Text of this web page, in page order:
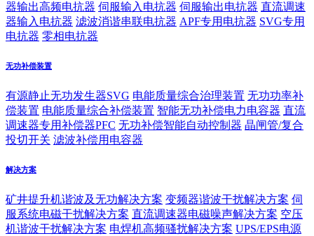
器输出高频电抗器 伺服输入电抗器 伺服输出电抗器 直流调速
器输入电抗器 滤波消谐串联电抗器 APF专用电抗器 SVG专用
电抗器 零相电抗器
无功补偿装置
有源静止无功发生器SVG 电能质量综合治理装置 无功功率补
偿装置 电能质量综合补偿装置 智能无功补偿电力电容器 直流
调速器专用补偿器PFC 无功补偿智能自动控制器 晶闸管/复合
投切开关 滤波补偿用电容器
解决方案
矿井提升机谐波及无功解决方案 变频器谐波干扰解决方案 伺
服系统电磁干扰解决方案 直流调速器电磁噪声解决方案 空压
机谐波干扰解决方案 电焊机高频骚扰解决方案 UPS/EPS电源